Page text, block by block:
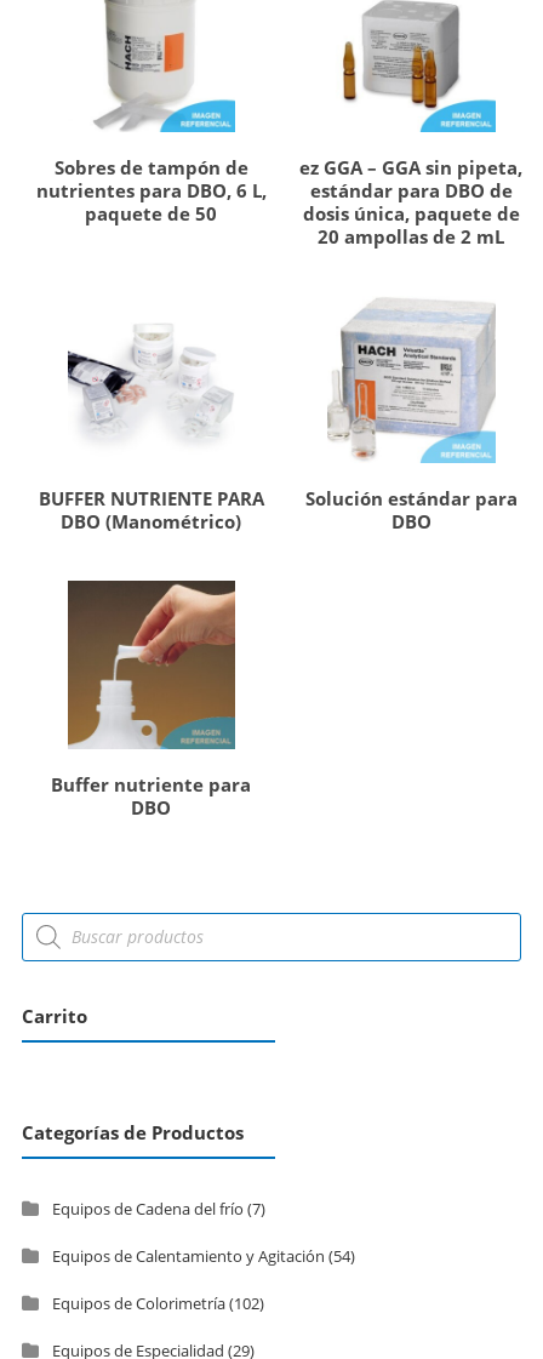
Sobres de tampón de
nutrientes para DBO, 6 L,
paquete de 50
ez GGA – GGA sin pipeta,
estándar para DBO de
dosis única, paquete de
20 ampollas de 2 mL
BUFFER NUTRIENTE PARA
DBO (Manométrico)
Solución estándar para
DBO
Buffer nutriente para
DBO
Carrito
Categorías de Productos
Equipos de Cadena del frío (7)
Equipos de Calentamiento y Agitación (54)
Equipos de Colorimetría(102)
Equipos de Especialidad (29)